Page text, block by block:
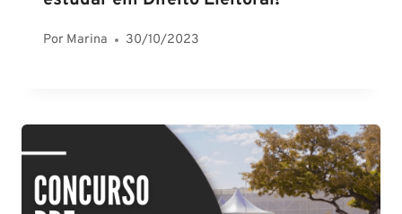
Por Marina 30/10/2023